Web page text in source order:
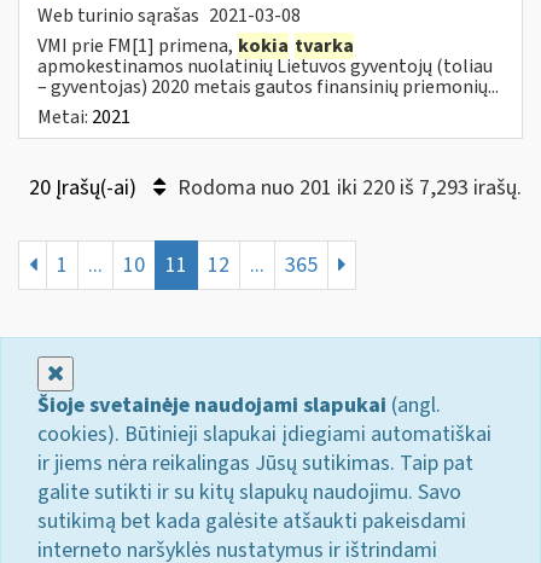
Web turinio sąrašas 2021-03-08
VMI prie FM[1] primena, kokia tvarka
apmokestinamos nuolatinių Lietuvos gyventojų (toliau
– gyventojas) 2020 metais gautos finansinių priemonių...
Metai: 2021
20 Įrašų(-ai) Rodoma nuo 201 iki 220 iš 7,293 irašų.
1 ... 10 11 12 ... 365
Šioje svetainėje naudojami slapukai (angl.
cookies). Būtinieji slapukai įdiegiami automatiškai
ir jiems nėra reikalingas Jūsų sutikimas. Taip pat
galite sutikti ir su kitų slapukų naudojimu. Savo
sutikimą bet kada galėsite atšaukti pakeisdami
interneto naršyklės nustatymus ir ištrindami